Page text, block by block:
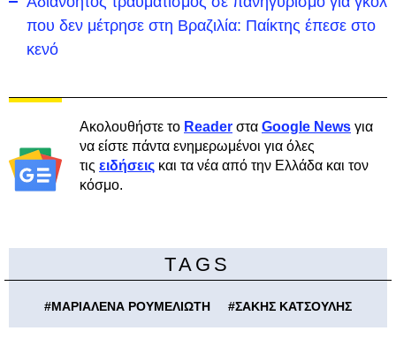
που δεν μέτρησε στη Βραζιλία: Παίκτης έπεσε στο
κενό
Ακολουθήστε το Reader στα Google News για
να είστε πάντα ενημερωμένοι για όλες
τις ειδήσεις και τα νέα από την Ελλάδα και τον
κόσμο.
TAGS
#ΜΑΡΙΑΛΕΝΑ ΡΟΥΜΕΛΙΩΤΗ #ΣΑΚΗΣ ΚΑΤΣΟΥΛΗΣ